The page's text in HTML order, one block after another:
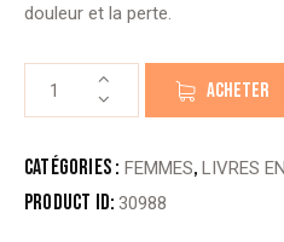
douleur et la perte.
L’AMOUR
DU
ACHETER
Catégories : FEMMES,LIVRES
Product ID:30988